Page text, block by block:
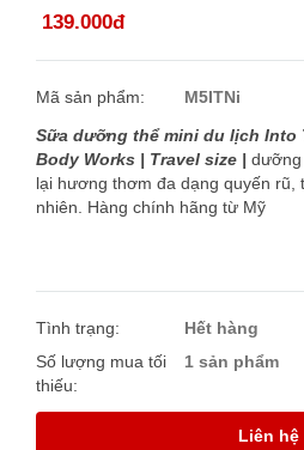
139.000đ
Mã sản phẩm:
M5ITNi
Sữa dưỡng thể mini du lịch Into
Body Works | Travel size | dưỡng
lại hương thơm đa dạng quyến rũ,
nhiên. Hàng chính hãng từ Mỹ
Tình trạng:
Hết hàng
Số lượng mua tối
thiếu:
1 sản phẩm
Liên hệ